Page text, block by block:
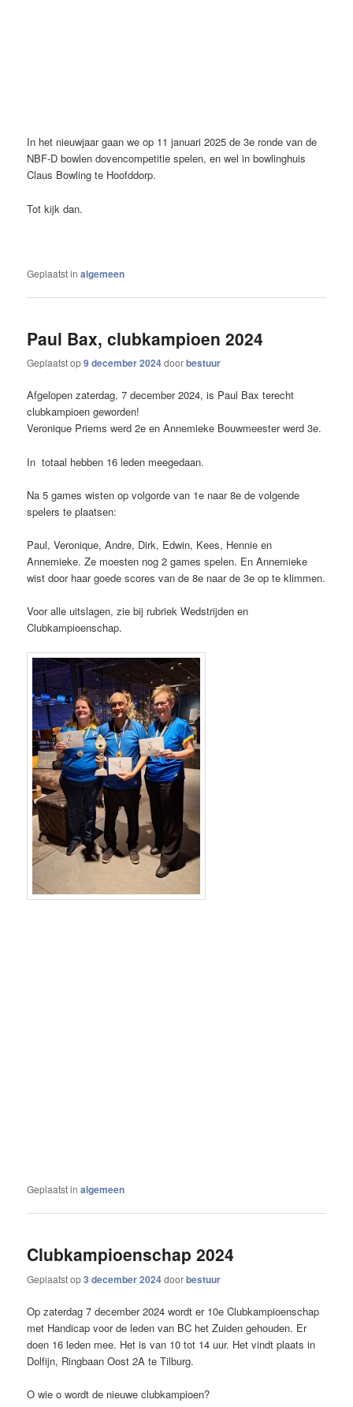
In het nieuwjaar gaan we op 11 januari 2025 de 3e ronde van de
NBF-D bowlen dovencompetitie spelen, en wel in bowlinghuis
Claus Bowling te Hoofddorp.
Tot kijk dan.
Geplaatst in algemeen
Paul Bax, clubkampioen 2024
Geplaatst op9 december 2024doorbestuur
Afgelopen zaterdag, 7 december 2024, is Paul Bax terecht
clubkampioen geworden!
Veronique Priems werd 2e en Annemieke Bouwmeester werd 3e.
In totaal hebben 16 leden meegedaan.
Na 5 games wisten op volgorde van 1e naar 8e de volgende
spelers te plaatsen:
Paul, Veronique, Andre, Dirk, Edwin, Kees, Hennie en
Annemieke. Ze moesten nog 2 games spelen. En Annemieke
wist door haar goede scores van de 8e naar de 3e op te klimmen.
Voor alle uitslagen, zie bij rubriek Wedstrijden en
Clubkampioenschap.
Geplaatst in algemeen
Clubkampioenschap 2024
Geplaatst op3 december 2024doorbestuur
Op zaterdag 7 december 2024 wordt er 10e Clubkampioenschap
met Handicap voor de leden van BC het Zuiden gehouden. Er
doen 16 leden mee. Het is van 10 tot 14 uur. Het vindt plaats in
Dolfijn, Ringbaan Oost 2A te Tilburg.
O wie o wordt de nieuwe clubkampioen?